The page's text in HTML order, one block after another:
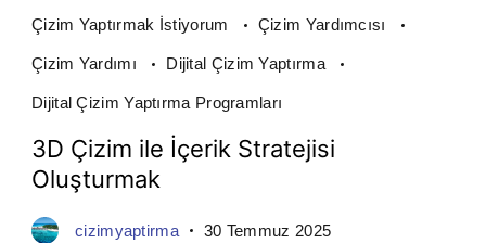
Çizim Yaptırmak İstiyorum Çizim Yardımcısı
Çizim Yardımı Dijital Çizim Yaptırma
Dijital Çizim Yaptırma Programları
3D Çizim ile İçerik Stratejisi
Oluşturmak
cizimyaptirma 30 Temmuz 2025